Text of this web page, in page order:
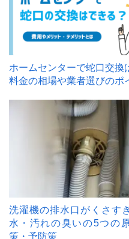
ホームセンターで蛇口交換
料金の相場や業者選びのポ
洗濯機の排水口がくさす
水・汚れの臭いの5つの
策・予防策